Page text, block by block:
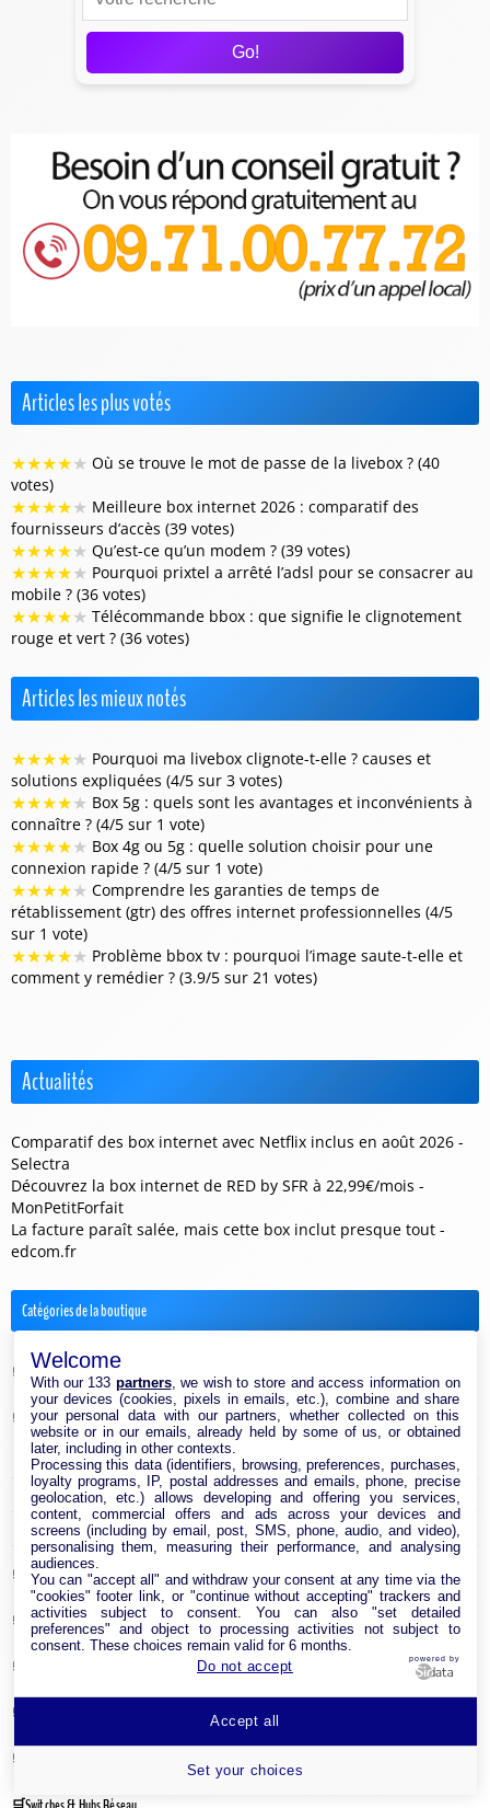
Go!
Articles les plus votés
★★★★★ Où se trouve le mot de passe de la livebox ? (40
votes)
★★★★★ Meilleure box internet 2026 : comparatif des
fournisseurs d’accès (39 votes)
★★★★★ Qu’est-ce qu’un modem ? (39 votes)
★★★★★ Pourquoi prixtel a arrêté l’adsl pour se consacrer au
mobile ? (36 votes)
★★★★★ Télécommande bbox : que signifie le clignotement
rouge et vert ? (36 votes)
Articles les mieux notés
★★★★★ Pourquoi ma livebox clignote-t-elle ? causes et
solutions expliquées (4/5 sur 3 votes)
★★★★★ Box 5g : quels sont les avantages et inconvénients à
connaître ? (4/5 sur 1 vote)
★★★★★ Box 4g ou 5g : quelle solution choisir pour une
connexion rapide ? (4/5 sur 1 vote)
★★★★★ Comprendre les garanties de temps de
rétablissement (gtr) des offres internet professionnelles (4/5
sur 1 vote)
★★★★★ Problème bbox tv : pourquoi l’image saute-t-elle et
comment y remédier ? (3.9/5 sur 21 votes)
Actualités
Comparatif des box internet avec Netflix inclus en août 2026 -
Selectra
Découvrez la box internet de RED by SFR à 22,99€/mois -
MonPetitForfait
La facture paraît salée, mais cette box inclut presque tout -
edcom.fr
Catégories de la boutique
Antenne & Amplificateur Réseau Internet
Cable Réseau
Adaptateur Ethernet USB
Câble RJ45
Clé USB Wi-Fi
Carte réseau
Module CPL
Welcome
With our 133 partners, we wish to store and access information on
your devices (cookies, pixels in emails, etc.), combine and share
your personal data with our partners, whether collected on this
website or in our emails, already held by some of us, or obtained
later, including in other contexts.
Processing this data (identifiers, browsing, preferences, purchases,
loyalty programs, IP, postal addresses and emails, phone, precise
geolocation, etc.) allows developing and offering you services,
content, commercial offers and ads across your devices and
screens (including by email, post, SMS, phone, audio, and video),
personalising them, measuring their performance, and analysing
audiences.
You can "accept all" and withdraw your consent at any time via the
"cookies" footer link, or "continue without accepting" trackers and
activities subject to consent. You can also "set detailed
preferences" and object to processing activities not subject to
consent. These choices remain valid for 6 months.
Do not accept
powered by
Set your choices
Accept all